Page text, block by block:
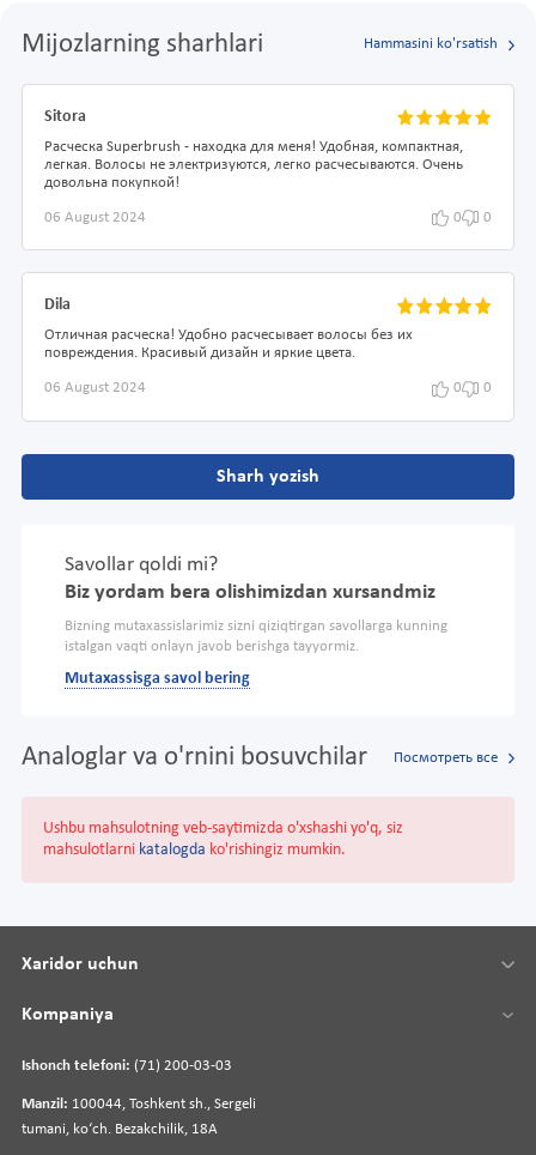
Mijozlarning sharhlari Hammasini ko'rsatish
Sitora
Расческа Superbrush - находка для меня! Удобная, компактная,
легкая. Волосы не электризуются, легко расчесываются. Очень
довольна покупкой!
06 August 2024 0 0
Dila
Отличная расческа! Удобно расчесывает волосы без их
повреждения. Красивый дизайн и яркие цвета.
06 August 2024 0 0
Sharh yozish
Savollar qoldi mi?
Biz yordam bera olishimizdan xursandmiz
Bizning mutaxassislarimiz sizni qiziqtirgan savollarga kunning
istalgan vaqti onlayn javob berishga tayyormiz.
Mutaxassisga savol bering
Analoglar va o'rnini bosuvchilar Посмотреть все
Ushbu mahsulotning veb-saytimizda o'xshashi yo'q, siz
mahsulotlarni katalogda ko'rishingiz mumkin.
Ishonch telefoni: (71) 200-03-03
Manzil: 100044, Toshkent sh., Sergeli
tumani, koʻch. Bezakchilik, 18A
Xaridor uchun
Kompaniya